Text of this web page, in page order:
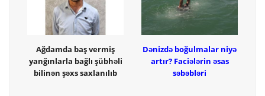
Ağdamda baş vermiş
yanğınlarla bağlı şübhəli
bilinən şəxs saxlanılıb
Dənizdə boğulmalar niyə
artır? Faciələrin əsas
səbəbləri